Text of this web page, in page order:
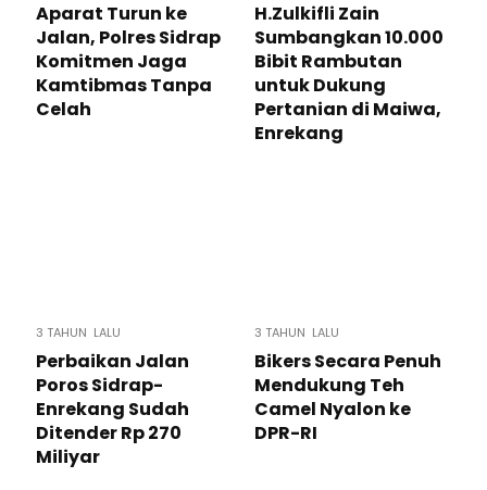
Aparat Turun ke
Jalan, Polres Sidrap
Komitmen Jaga
Kamtibmas Tanpa
Celah
H.Zulkifli Zain
Sumbangkan 10.000
Bibit Rambutan
untuk Dukung
Pertanian di Maiwa,
Enrekang
3 TAHUN LALU
Perbaikan Jalan
Poros Sidrap-
Enrekang Sudah
Ditender Rp 270
Miliyar
3 TAHUN LALU
Bikers Secara Penuh
Mendukung Teh
Camel Nyalon ke
DPR-RI